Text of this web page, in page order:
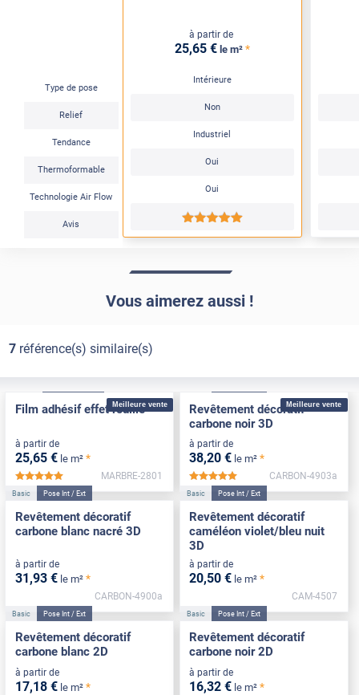
Type de pose
Relief
Tendance
Thermoformable
Technologie Air Flow
Avis
à partir de
25,65 € le m² *
Intérieure
Non
Industriel
Oui
Oui
*****
Vous aimerez aussi !
7référence(s) similaire(s)
Meilleure vente
Film adhésif effet rouille
à partir de
25,65 € le m² *
*****
MARBRE-2801
Meilleure vente
Revêtement décoratif
carbone noir 3D
à partir de
38,20 € le m² *
CARBON-4903a
Basic Pose Int / Ext
Revêtement décoratif
carbone blanc nacré 3D
à partir de
31,93 € le m² *
CARBON-4900a
Basic Pose Int / Ext
Revêtement décoratif
caméléon violet/bleu nuit
3D
à partir de
20,50 € le m² *
CAM-4507
Basic Pose Int / Ext
Revêtement décoratif
carbone blanc 2D
à partir de
17,18 € le m² *
Basic Pose Int / Ext
Revêtement décoratif
carbone noir 2D
à partir de
16,32 € le m² *